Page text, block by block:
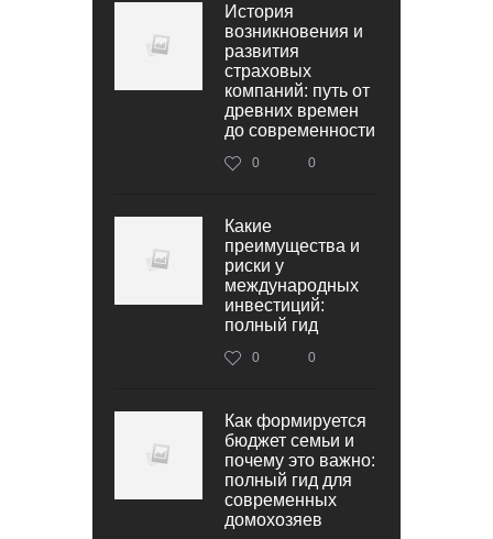
История
возникновения и
развития
страховых
компаний: путь от
древних времен
до современности
0 0
Какие
преимущества и
риски у
международных
инвестиций:
полный гид
0 0
Как формируется
бюджет семьи и
почему это важно:
полный гид для
современных
домохозяев